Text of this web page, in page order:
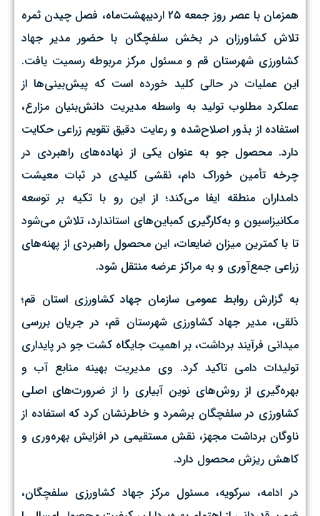
همزمان با عصر روز جمعه ۲۵ اردیبهشت‌ماه، فصل چیدن ثمره
تلاش کشاورزان در بخش سلفچگان با حضور مدیر جهاد
کشاورزی شهرستان قم و مسئول مرکز مربوطه رسمیت یافت.
این عملیات در حالی کلید خورده است که پیش‌بینی‌ها از
عملکرد مطلوب تولید به واسطه مدیریت دانش‌بنیان مزارع،
استفاده از بذور اصلاح‌شده و رعایت دقیق تقویم زراعی حکایت
دارد. محصول جو به عنوان یکی از نهاده‌های راهبردی در
چرخه تأمین خوراک دام، نقشی کلیدی در ثبات معیشت
دامداران منطقه ایفا می‌کند؛ از این رو با تکیه بر توسعه
مکانیزاسیون و به‌کارگیری کمباین‌های استاندارد، تلاش می‌شود
تا با کمترین میزان ضایعات، این محصول راهبردی از پهنه‌های
زراعی جمع‌آوری و به مراکز عرضه منتقل شود.
به گزارش روابط عمومی سازمان جهاد کشاورزی استان قم؛
ذلقی، مدیر جهاد کشاورزی شهرستان قم، در جریان بررسی
میدانی فرآیند برداشت، بر اهمیت جایگاه کشت جو در پایداری
تولیدات دامی تاکید کرد. وی مدیریت بهینه منابع آب و
بهره‌گیری از روش‌های نوین آبیاری را از ضرورت‌های اصلی
کشاورزی در سلفچگان برشمرد و خاطرنشان کرد که استفاده از
ناوگان برداشت مجهز، نقش مستقیمی در افزایش بهره‌وری و
کاهش ریزش محصول دارد.
در ادامه، سرکویه، مسئول مرکز جهاد کشاورزی سلفچگان،